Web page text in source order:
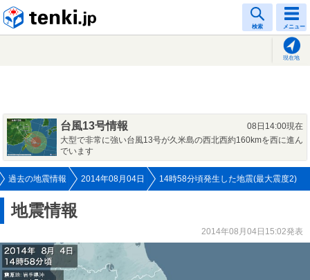
検索 メニュー
現在地
台風13号情報
08日14:00現在
大型で非常に強い台風13号が久米島の西北西約160kmを西に進ん
でいます
過去の地震情報 2014年08月04日 14時58分頃発生した地震(最大震度2)
地震情報
2014年08月04日15:02発表